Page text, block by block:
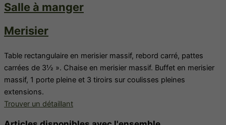
Salle à manger
Merisier
Table rectangulaire en merisier massif, rebord carré, pattes
carrées de 3½ ». Chaise en merisier massif. Buffet en merisier
massif, 1 porte pleine et 3 tiroirs sur coulisses pleines
extensions.
Trouver un détaillant